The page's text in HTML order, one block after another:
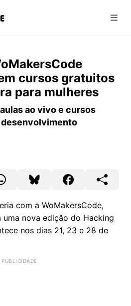
cursos gratuitos
para mulheres
ao vivo e cursos
com a WoMakersCode,
nova edição do Hacking
nos dias 21, 23 e 28 de